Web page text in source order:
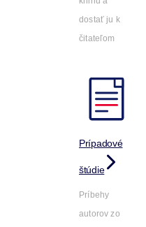
dostať ju k
čitateľom
Prípadové
štúdie
Príbehy
autorov zo